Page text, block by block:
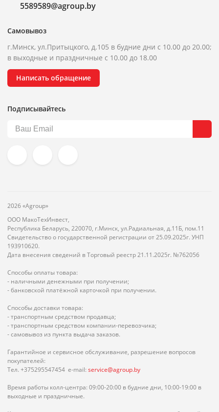
5589589@agroup.by
Самовывоз
г.Минск, ул.Притыцкого, д.105 в будние дни с 10.00 до 20.00;
в выходные и праздничные с 10.00 до 18.00
Написать обращение
Подписывайтесь
2026 «Agroup»
ООО МакоТехИнвест,
Республика Беларусь, 220070, г.Минск, ул.Радиальная, д.11Б, пом.11
Свидетельство о государственной регистрации от 25.09.2025г. УНП
193910620.
Дата внесения сведений в Торговый реестр 21.11.2025г. №762056
Способы оплаты товара:
- наличными денежными при получении;
- банковской платёжной карточкой при получении.
Способы доставки товара:
- транспортным средством продавца;
- транспортным средством компании-перевозчика;
- самовывоз из пункта выдача заказов.
Гарантийное и сервисное обслуживание, разрешение вопросов
покупателей:
Тел. +375295547454 e-mail: service@agroup.by
Время работы колл-центра: 09:00-20:00 в будние дни, 10:00-19:00 в
выходные и праздничные.